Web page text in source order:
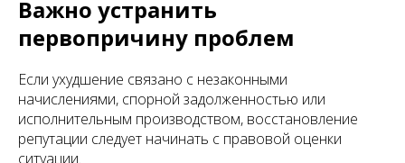
Важно устранить
первопричину проблем
Если ухудшение связано с незаконными
начислениями, спорной задолженностью или
исполнительным производством, восстановление
репутации следует начинать с правовой оценки
ситуации.